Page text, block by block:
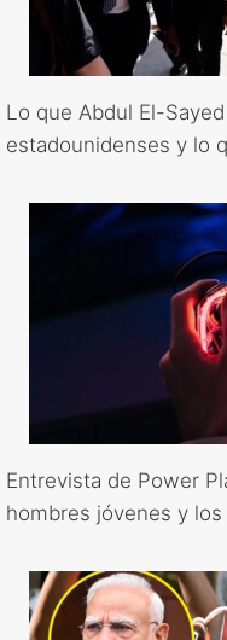
Lo que Abdul El-
estadounidenses y lo
Entrevista de Power
hombres jóvenes y